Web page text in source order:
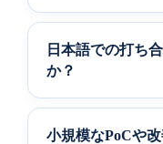
日本語での打ち
か？
小規模なPoCや